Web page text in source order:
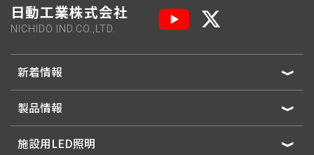
日動工業株式会社
NICHIDO IND.CO.,LTD.
新着情報
製品情報
施設用LED照明